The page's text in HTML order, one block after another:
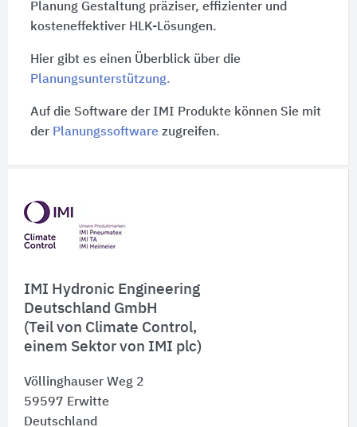
IMI Hydronic Engineering
Deutschland GmbH
(Teil von Climate Control,
einem Sektor von IMI plc)
Völlinghauser Weg 2
59597 Erwitte
Deutschland
Planung Gestaltung präziser, effizienter und
kosteneffektiver HLK-Lösungen.
Hier gibt es einen Überblick über die
Planungsunterstützung.
Auf die Software der IMI Produkte können Sie mit
der Planungssoftwarezugreifen.
Schnelleinstiege